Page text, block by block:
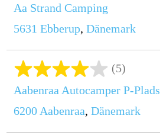
Aa Strand Camping
5631 Ebberup, Dänemark
(5)
Aabenraa Autocamper P-Plads
6200 Aabenraa, Dänemark